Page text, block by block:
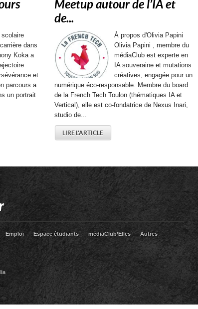
scolaire
dans
Koka a
et
parcours a
un portrait
Meetup autour de l’IA et
de...
À propos d'Olivia Papini
Olivia Papini , membre du
médiaClub est experte en
IA souveraine et mutations
créatives, engagée pour un
numérique éco-responsable. Membre du board
de la French Tech Toulon (thématiques IA et
Vertical), elle est co-fondatrice de Nexus Inari,
studio de...
LIRE L'ARTICLE
Emploi Espace étudiants médiaClub’Elles
Autres
FacebookTwitter RSS LinkedIn